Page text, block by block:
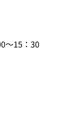
～15：30